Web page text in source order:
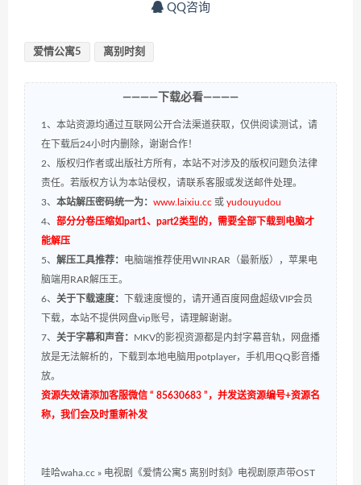
QQ咨询
爱情公寓5 离别时刻
————下载必看————
1、本站资源均通过互联网公开合法渠道获取，仅供阅读测试，请
在下载后24小时内删除，谢谢合作！
2、版权归作者或出版社方所有，本站不对涉及的版权问题负法律
责任。若版权方认为本站侵权，请联系客服或发送邮件处理。
3、 本站解压密码统一为： www.laixiu.cc 或 yudouyudou
4、 部分分卷压缩如part1、part2类型的，需要全部下载到电脑才
能解压
5、 解压工具推荐： 电脑端推荐使用WINRAR（最新版），苹果电
脑端用RAR解压王。
6、 关于下载速度：
下载速度慢的，请开通百度网盘超级VIP会员
下载，本站不提供网盘vip账号，请理解谢谢。
7、 关于字幕和声音： MKV的影视资源都是内封字幕音轨，网盘播
放是无法解析的，下载到本地电脑用potplayer，手机用QQ影音播
放。
资源失效请添加客服微信 “ 85630683 ”，并发送资源编号+资源名
称，我们会及时重新补发
哇哈waha.cc » 电视剧《爱情公寓5 离别时刻》电视剧原声带OST